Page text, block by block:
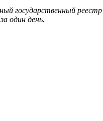
государственный
один день.